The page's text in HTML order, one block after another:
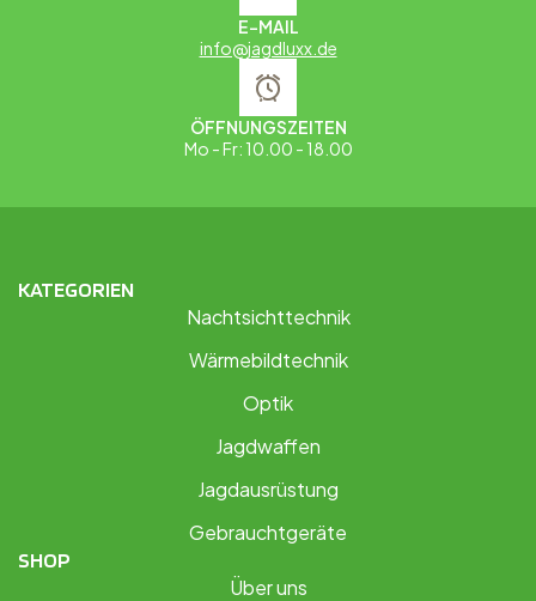
E-MAIL
info@jagdluxx.de
ÖFFNUNGSZEITEN
Mo - Fr: 10.00 - 18.00
KATEGORIEN
Nachtsichttechnik
Wärmebildtechnik
Optik
Jagdwaffen
Jagdausrüstung
Gebrauchtgeräte
SHOP
Über uns